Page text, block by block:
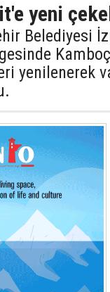
yeni
Belediyesi
yenilenerek